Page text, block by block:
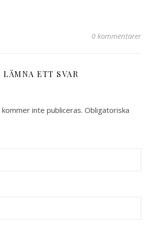
0 kommentarer
LÄMNA ETT SVAR
inte publiceras. Obligatoriska